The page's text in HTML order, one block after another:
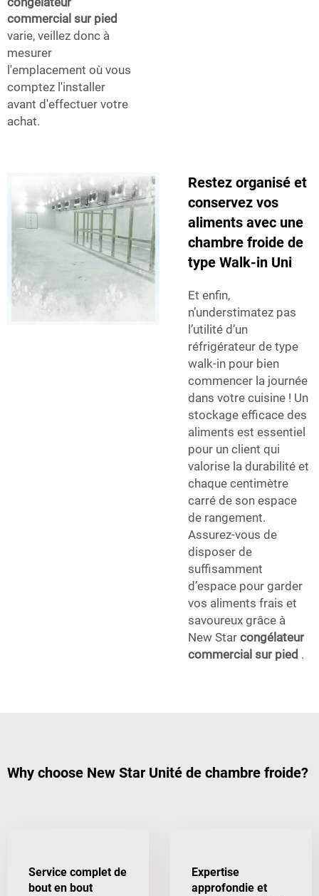
commercial sur pied
varie, veillez donc à
mesurer
l'emplacement où vous
comptez l'installer
avant d'effectuer votre
achat.
Restez organisé et
conservez vos
aliments avec une
chambre froide de
type Walk-in Uni
Et enfin,
n’understimatez pas
l’utilité d’un
réfrigérateur de type
walk-in pour bien
commencer la journée
dans votre cuisine ! Un
stockage efficace des
aliments est essentiel
pour un client qui
valorise la durabilité et
chaque centimètre
carré de son espace
de rangement.
Assurez-vous de
disposer de
suffisamment
d’espace pour garder
vos aliments frais et
savoureux grâce à
New Star congélateur
commercial sur pied .
Why choose New Star Unité de chambre froide?
Service complet de
bout en bout
Expertise
approfondie et